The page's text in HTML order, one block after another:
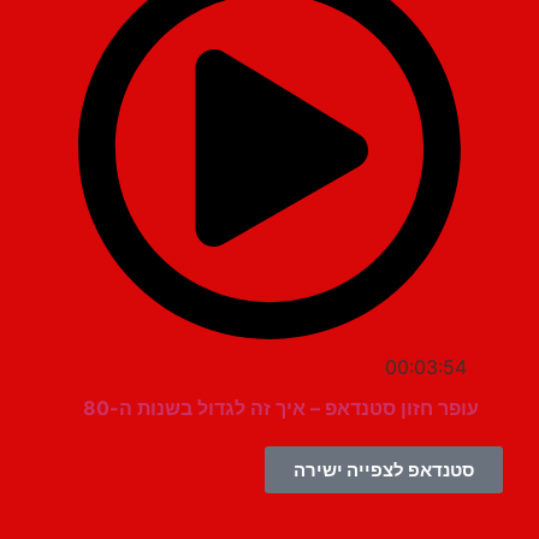
00:03:54
עופר חזון סטנדאפ – איך זה לגדול בשנות ה-80
סטנדאפ לצפייה ישירה